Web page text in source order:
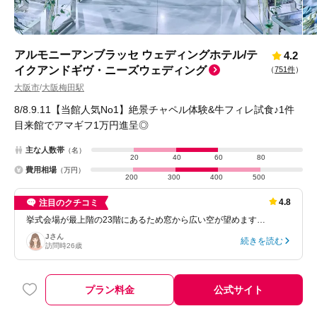
アルモニーアンブラッセ ウェディングホテル/テ
イクアンドギヴ・ニーズウェディング
大阪市/大阪梅田駅
4.2
（751件）
8/8.9.11【当館人気No1】絶景チャペル体験&牛フィレ試食♪1件
目来館でアマギフ1万円進呈◎
主な人数帯 （名）
20
40 60 80
費用相場 （万円）
200
300 400 500
注目のクチコミ
4.8
挙式会場が最上階の23階にあるため窓から広い空が望めます…
Jさん
訪問時26歳 続きを読む
プラン料金 公式サイト